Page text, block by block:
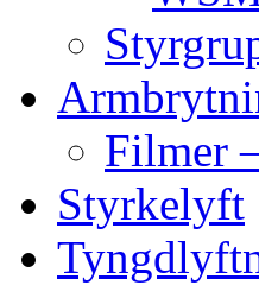
Filmer
Styrkelyft